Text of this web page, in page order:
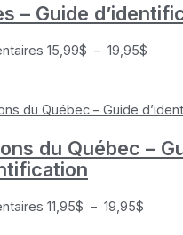
– Guide
15,99$ – 19,95$
du Québec –
11,95$ – 19,95$